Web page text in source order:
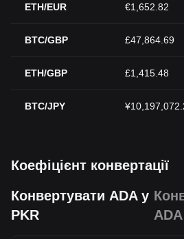
ETH/EUR €1,652.82
BTC/GBP £47,864.69
ETH/GBP £1,415.48
BTC/JPY
Коефіцієнт конвертації
Конвертувати ADA у
PKR
ADA